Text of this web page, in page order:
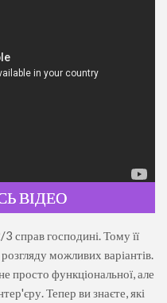
ВІДЕО
справ господині. Тому її
можливих варіантів.
просто функціональної, але
Тепер ви знаєте, які